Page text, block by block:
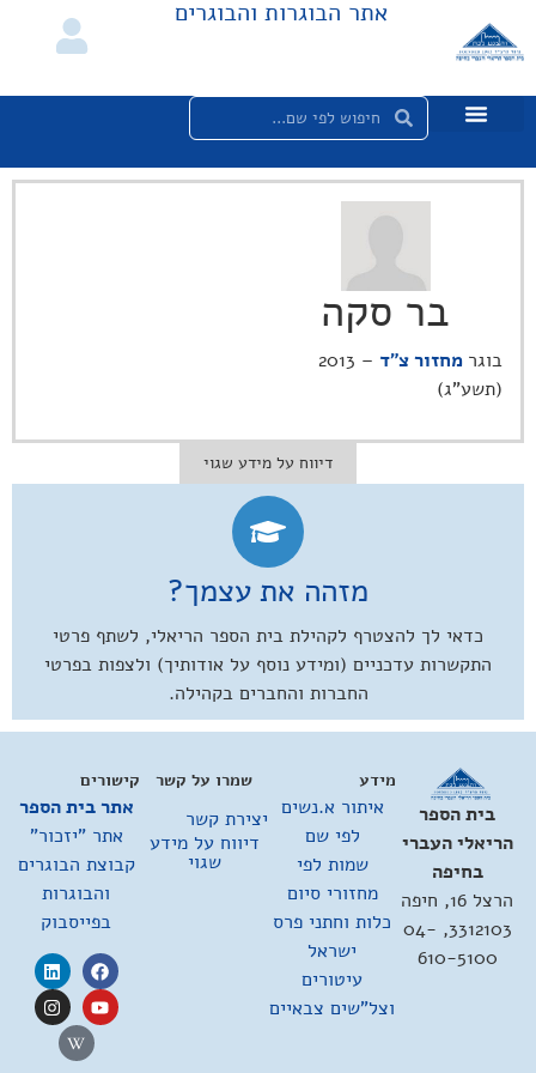
אתר הבוגרות והבוגרים
בר סקה
בוגר מחזור צ"ד
– 2013
(תשע"ג)
דיווח על מידע שגוי
מזהה את עצמך?
כדאי לך להצטרף לקהילת בית הספר הריאלי, לשתף פרטי
התקשרות עדכניים (ומידע נוסף על אודותיך) ולצפות בפרטי
החברות והחברים בקהילה.
בית הספר
הריאלי העברי
בחיפה
הרצל 16, חיפה
3312103, 04-
610-5100
מידע
איתור א.נשים
לפי שם
שמות לפי
מחזורי סיום
כלות וחתני פרס
ישראל
עיטורים
וצל"שים צבאיים
קישורים
אתר בית הספר
אתר "יזכור"
קבוצת הבוגרים
והבוגרות
בפייסבוק
שמרו על קשר
יצירת קשר
דיווח על מידע
שגוי